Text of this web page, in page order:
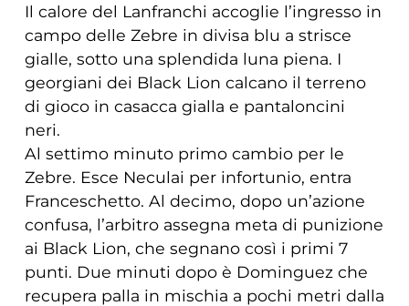
Il calore del Lanfranchi accoglie l’ingresso in
campo delle Zebre in divisa blu a strisce
gialle, sotto una splendida luna piena. I
georgiani dei Black Lion calcano il terreno
di gioco in casacca gialla e pantaloncini
neri.
Al settimo minuto primo cambio per le
Zebre. Esce Neculai per infortunio, entra
Franceschetto. Al decimo, dopo un’azione
confusa, l’arbitro assegna meta di punizione
ai Black Lion, che segnano così i primi 7
punti. Due minuti dopo è Dominguez che
recupera palla in mischia a pochi metri dalla